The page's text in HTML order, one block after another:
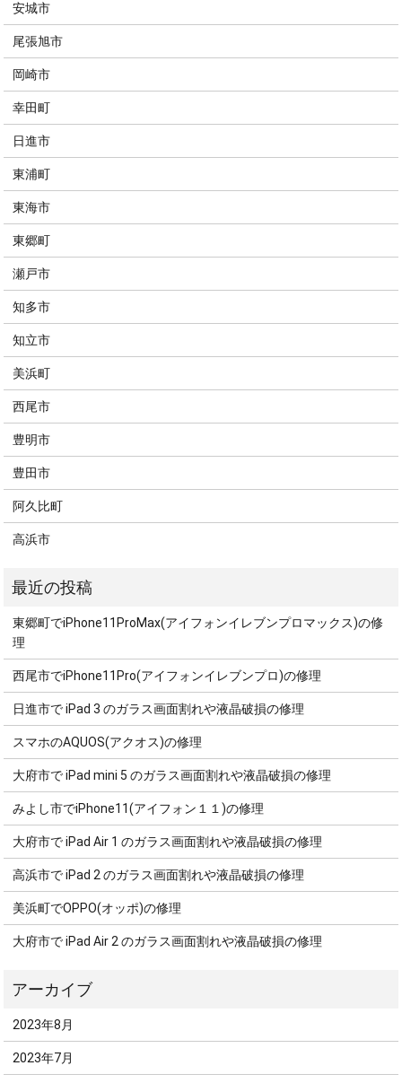
安城市
尾張旭市
岡崎市
幸田町
日進市
東浦町
東海市
東郷町
瀬戸市
知多市
知立市
美浜町
西尾市
豊明市
豊田市
阿久比町
高浜市
東郷町でiPhone11ProMax(アイフォンイレブンプロマックス)の修
理
西尾市でiPhone11Pro(アイフォンイレブンプロ)の修理
日進市で iPad 3 のガラス画面割れや液晶破損の修理
スマホのAQUOS(アクオス)の修理
大府市で iPad mini 5 のガラス画面割れや液晶破損の修理
みよし市でiPhone11(アイフォン１１)の修理
大府市で iPad Air 1 のガラス画面割れや液晶破損の修理
高浜市で iPad 2 のガラス画面割れや液晶破損の修理
美浜町でOPPO(オッポ)の修理
大府市で iPad Air 2 のガラス画面割れや液晶破損の修理
2023年8月
2023年7月